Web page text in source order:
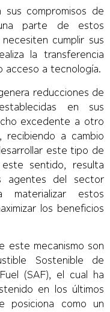
sus compromisos de
parte de estos
cumplir sus
la transferencia
acceso a tecnología.
reducciones de
en sus
excedente a otro
a cambio
este tipo de
sentido, resulta
agentes del sector
estos
los beneficios
este mecanismo son
Sostenible de
(SAF), el cual ha
en los últimos
posiciona como un